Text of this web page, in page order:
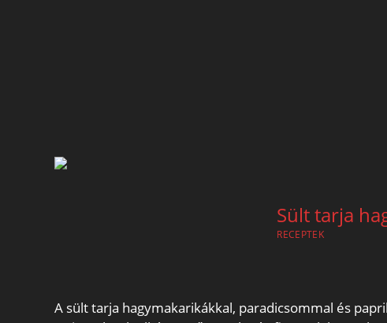
Sült tarja
RECEPTEK
A sült tarja hagymakarikákkal, paradicsommal és